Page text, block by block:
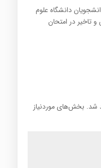
دانشگاه علوم
تاخیر در امتحان
شد. بخش‌های موردنیاز